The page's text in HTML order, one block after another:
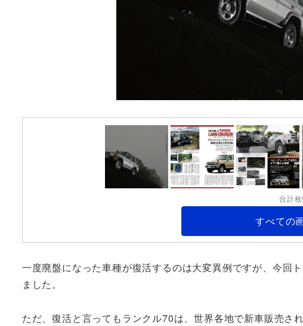
合計
すべての
一度廃盤になった車種が復活するのは大変異例ですが、今回
ました。
ただ、復活と言ってもランクル70は、世界各地で新車販売さ